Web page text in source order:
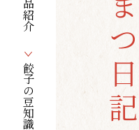
商品紹介
餃子の豆知識 みまつ日記